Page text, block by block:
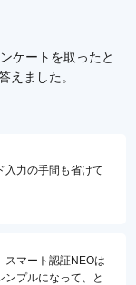
ケートを取ったと
えました。
入力の手間も省けて
スマート認証NEOは
プルになって、と